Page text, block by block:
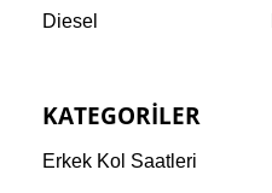
Diesel
KATEGORILER
Erkek Kol Saatleri